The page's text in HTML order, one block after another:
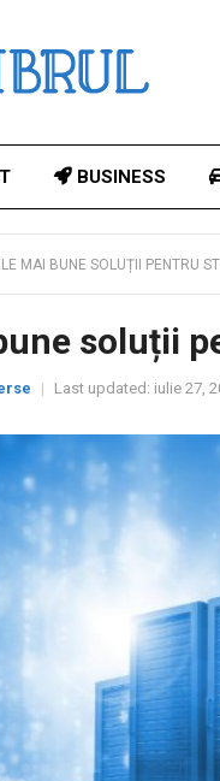
BUSINESS
MAI BUNE SOLUȚII PENTRU
soluții
Last updated: iulie 27,